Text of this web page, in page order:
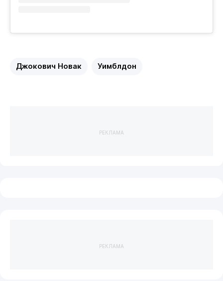
Джокович Новак Уимблдон
РЕКЛАМА
РЕКЛАМА